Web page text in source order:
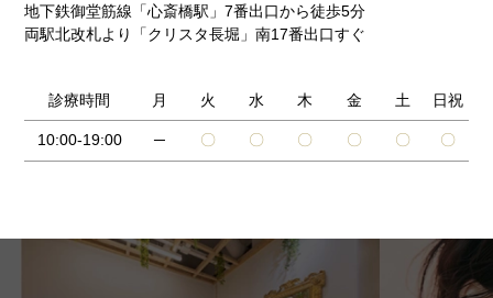
地下鉄御堂筋線「心斎橋駅」7番出口から徒歩5分
両駅北改札より「クリスタ長堀」南17番出口すぐ
診療時間 月 火 水 木 金 土 日祝
10:00-19:00 ─ 〇 〇 〇 〇 〇 〇